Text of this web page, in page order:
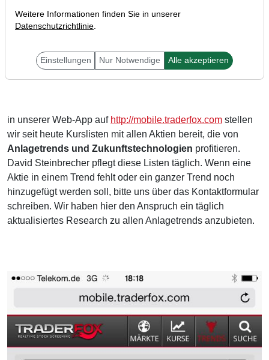
Liebe Trader,
in unserer Web-App auf http://mobile.traderfox.com stellen
wir seit heute Kurslisten mit allen Aktien bereit, die von
Anlagetrends und Zukunftstechnologien profitieren.
David Steinbrecher pflegt diese Listen täglich. Wenn eine
Aktie in einem Trend fehlt oder ein ganzer Trend noch
hinzugefügt werden soll, bitte uns über das Kontaktformular
schreiben. Wir haben hier den Anspruch ein täglich
aktualisiertes Research zu allen Anlagetrends anzubieten.
Weitere Informationen finden Sie in unserer
Datenschutzrichtlinie.
Einstellungen Nur Notwendige Alle akzeptieren